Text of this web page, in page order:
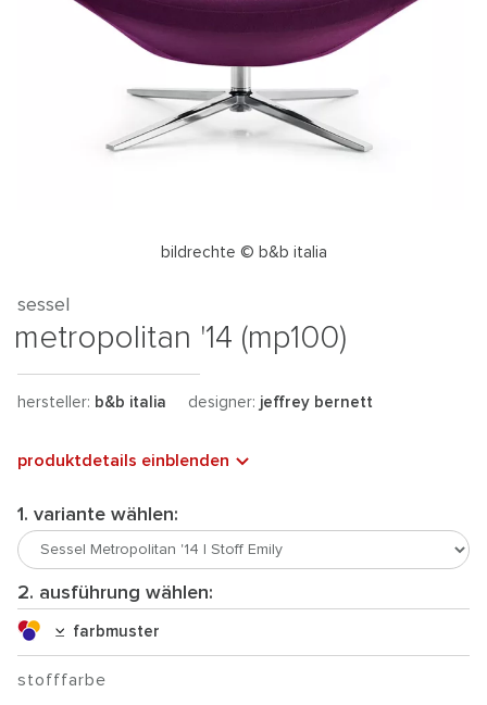
bildrechte © b&b italia
sessel
metropolitan '14 (mp100)
hersteller: b&b italia designer: jeffrey bernett
produktdetails einblenden
1. variante wählen:
2. ausführung wählen:
farbmuster
stofffarbe